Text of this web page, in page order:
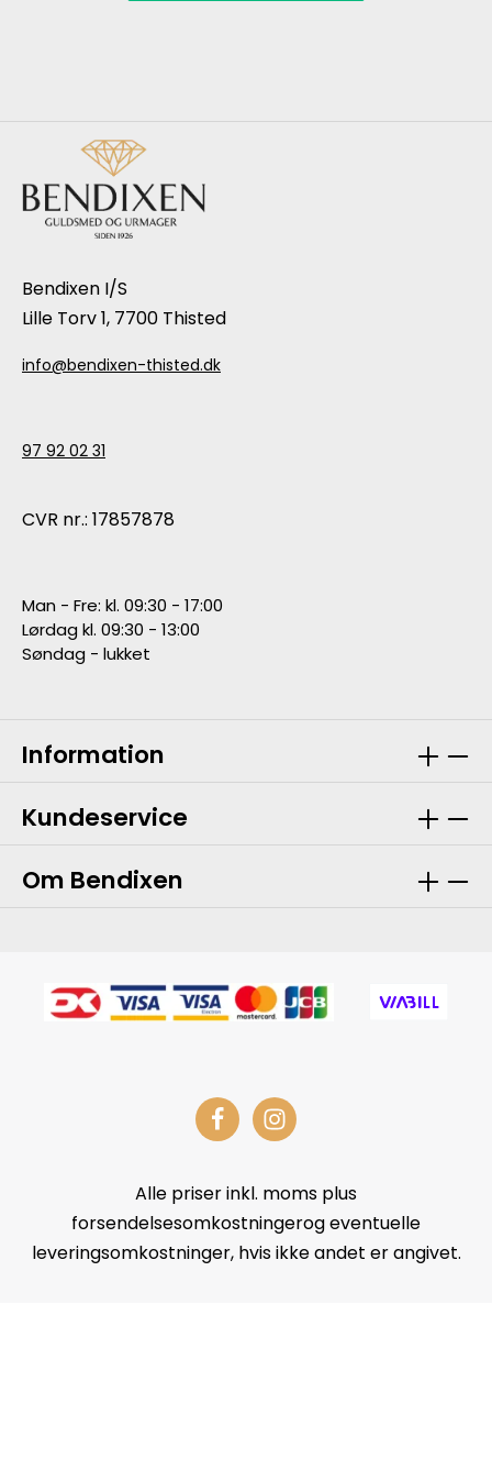
Bendixen I/S
Lille Torv 1, 7700 Thisted
info@bendixen-thisted.dk
97 92 02 31
CVR nr.: 17857878
Man - Fre: kl. 09:30 - 17:00
Lørdag kl. 09:30 - 13:00
Søndag - lukket
Information
Kundeservice
Om Bendixen
Alle priser inkl. moms plus
forsendelsesomkostningerog eventuelle
leveringsomkostninger, hvis ikke andet er angivet.